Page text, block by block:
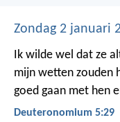
Zondag 2 januari
Ik wilde wel dat ze
mijn wetten zouden
goed gaan met hen
Deuteronomium 5:29